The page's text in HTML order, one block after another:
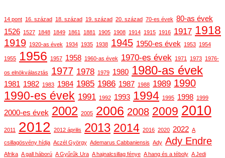
14 pont 16. század 18. század 19. század 20. század 70-es évek 80-as évek
1526 1527 1848 1849 1861 1881 1905 1908 1914 1915 1916 1917 1918
1919 1920-as évek 1934 1935 1938 1945 1950-es évek 1953 1954
1955 1956 1957 1958 1960-as évek 1970-es évek 1971 1973 1976-
os elnökválasztás 1977 1978 1979 1980 1980-as évek
1981 1982 1983 1984 1985 1986 1987 1988 1989 1990
1990-es évek 1991 1992 1993 1994 1995 1998 1999
2000-es évek 2002 2005 2006 2008 2009 2010
2011 2012 2012 április 2013 2014 2016 2020 2022 A
csillagösvény hídja Aczél György Ademarus Cabbaniensis Ady Ady Endre
Afrika A gall háború A Gyűrűk Ura A hajnalcsillag fénye A hang és a téboly A Jedi